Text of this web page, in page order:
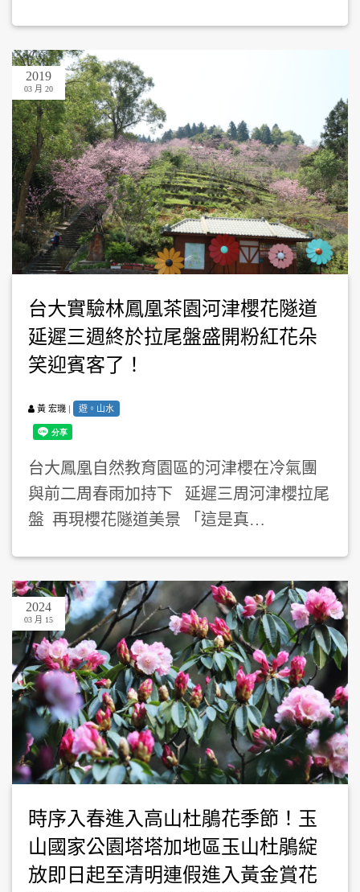
2019
03 月 20
台大實驗林鳳凰茶園河津櫻花隧道
延遲三週終於拉尾盤盛開粉紅花朵
笑迎賓客了！
黃 宏璣 | 遊。山水
台大鳳凰自然教育園區的河津櫻在冷氣團
與前二周春雨加持下 延遲三周河津櫻拉尾
盤 再現櫻花隧道美景 「這是真…
2024
03 月 15
時序入春進入高山杜鵑花季節！玉
山國家公園塔塔加地區玉山杜鵑綻
放即日起至清明連假進入黃金賞花